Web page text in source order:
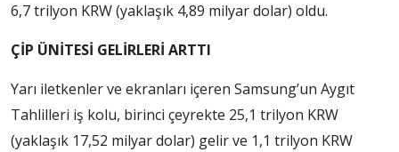
6,7 trilyon KRW (yaklaşık 4,89 milyar dolar) oldu.
ÇİP ÜNİTESİ GELİRLERİ ARTTI
Yarı iletkenler ve ekranları içeren Samsung’un Aygıt
Tahlilleri iş kolu, birinci çeyrekte 25,1 trilyon KRW
(yaklaşık 17,52 milyar dolar) gelir ve 1,1 trilyon KRW